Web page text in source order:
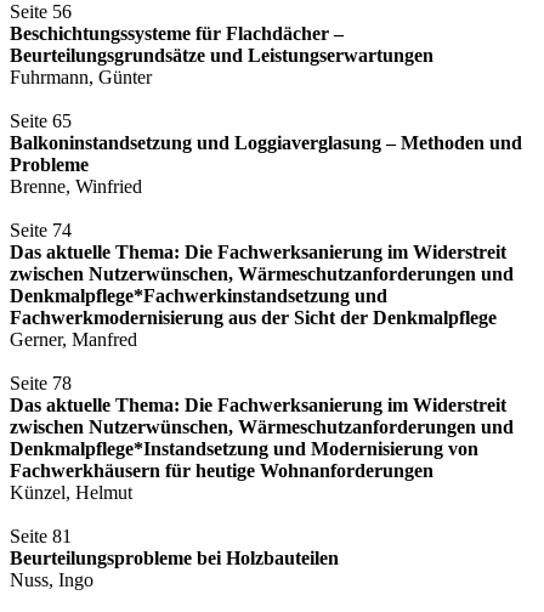
Seite 56
Beschichtungssysteme für Flachdächer –
Beurteilungsgrundsätze und Leistungserwartungen
Fuhrmann, Günter
Seite 65
Balkoninstandsetzung und Loggiaverglasung – Methoden und
Probleme
Brenne, Winfried
Seite 74
Das aktuelle Thema: Die Fachwerksanierung im Widerstreit
zwischen Nutzerwünschen, Wärmeschutzanforderungen und
Denkmalpflege*Fachwerkinstandsetzung und
Fachwerkmodernisierung aus der Sicht der Denkmalpflege
Gerner, Manfred
Seite 78
Das aktuelle Thema: Die Fachwerksanierung im Widerstreit
zwischen Nutzerwünschen, Wärmeschutzanforderungen und
Denkmalpflege*Instandsetzung und Modernisierung von
Fachwerkhäusern für heutige Wohnanforderungen
Künzel, Helmut
Seite 81
Beurteilungsprobleme bei Holzbauteilen
Nuss, Ingo